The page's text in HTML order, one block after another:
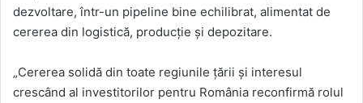
dezvoltare, într-un pipeline bine echilibrat, alimentat de
cererea din logistică, producție și depozitare.
„Cererea solidă din toate regiunile țării și interesul
crescând al investitorilor pentru România reconfirmă rolul